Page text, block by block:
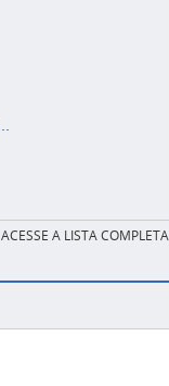
ACESSE A LISTA COMPLETA